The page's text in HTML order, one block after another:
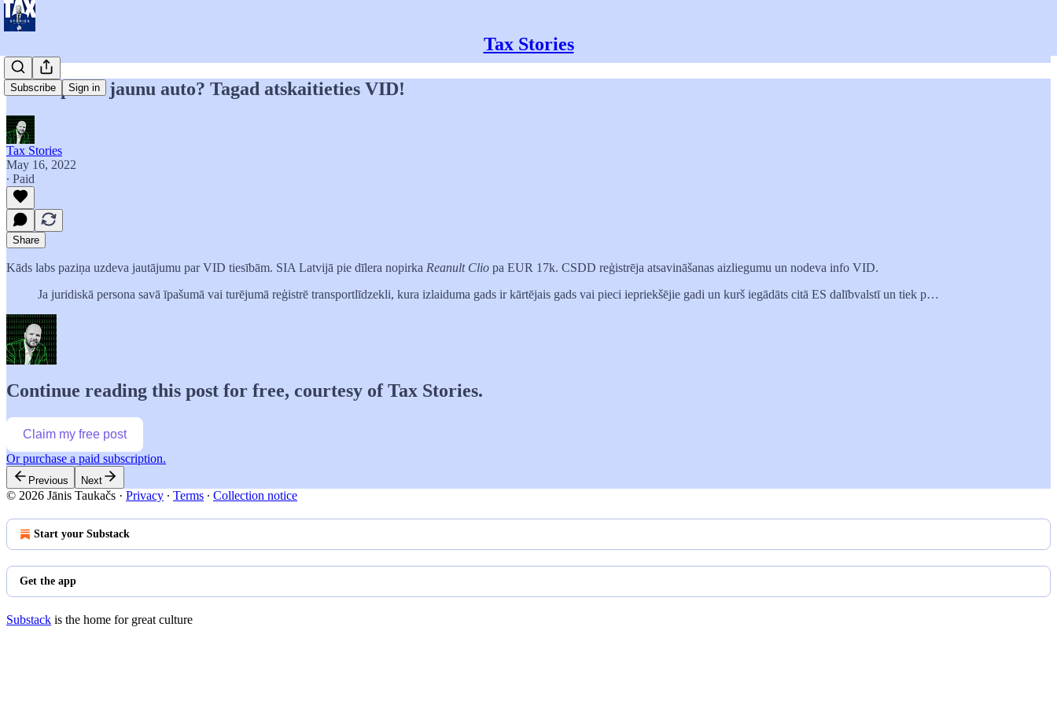
Tax Stories
Subscribe Sign in
SIA nopirka jaunu auto? Tagad atskaitieties VID!
Tax Stories
May 16, 2022
∙ Paid
Share
Kāds labs paziņa uzdeva jautājumu par VID tiesībām. SIA Latvijā pie dīlera nopirka Reanult Clio pa EUR 17k. CSDD reģistrēja atsavināšanas aizliegumu un nodeva info VID.
Ja juridiskā persona savā īpašumā vai turējumā reģistrē transportlīdzekli, kura izlaiduma gads ir kārtējais gads vai pieci iepriekšējie gadi un kurš iegādāts citā ES dalībvalstī un tiek p…
Continue reading this post for free, courtesy of Tax Stories.
Claim my free post
Or purchase a paid subscription.
Previous Next
© 2026 Jānis Taukačs · Privacy ∙ Terms ∙ Collection notice
Start your Substack
Get the app
Substack is the home for great culture